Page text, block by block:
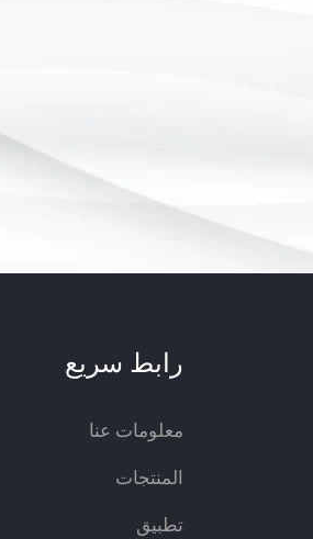
رابط سريع
معلومات عنا
المنتجات
تطبيق